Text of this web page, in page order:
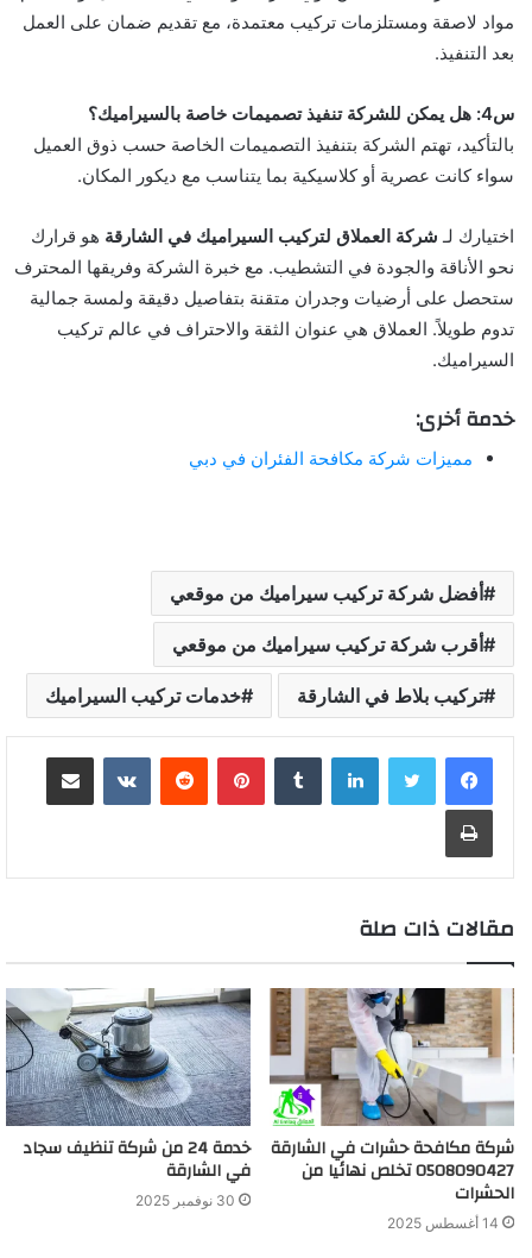
مواد لاصقة ومستلزمات تركيب معتمدة، مع تقديم ضمان على العمل
بعد التنفيذ.
س4: هل يمكن للشركة تنفيذ تصميمات خاصة بالسيراميك؟
بالتأكيد، تهتم الشركة بتنفيذ التصميمات الخاصة حسب ذوق العميل
سواء كانت عصرية أو كلاسيكية بما يتناسب مع ديكور المكان.
اختيارك لـ شركة العملاق لتركيب السيراميك في الشارقة هو قرارك
نحو الأناقة والجودة في التشطيب. مع خبرة الشركة وفريقها المحترف
ستحصل على أرضيات وجدران متقنة بتفاصيل دقيقة ولمسة جمالية
تدوم طويلاً. العملاق هي عنوان الثقة والاحتراف في عالم تركيب
السيراميك.
خدمة أخرى:
مميزات شركة مكافحة الفئران في دبي
أفضل شركة تركيب سيراميك من موقعي
أقرب شركة تركيب سيراميك من موقعي
تركيب بلاط في الشارقة خدمات تركيب السيراميك
لينكدإن بينتيريست مشاركة عبر البريد
طباعة
مقالات ذات صلة
شركة مكافحة حشرات في الشارقة
0508090427 تخلص نهائيا من
الحشرات
14 أغسطس 2025
خدمة 24 من شركة تنظيف سجاد
في الشارقة
30 نوفمبر 2025